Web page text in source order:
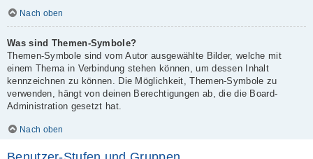
Nach oben
Was sind Themen-Symbole?
Themen-Symbole sind vom Autor ausgewählte Bilder, welche mit
einem Thema in Verbindung stehen können, um dessen Inhalt
kennzeichnen zu können. Die Möglichkeit, Themen-Symbole zu
verwenden, hängt von deinen Berechtigungen ab, die die Board-
Administration gesetzt hat.
Nach oben